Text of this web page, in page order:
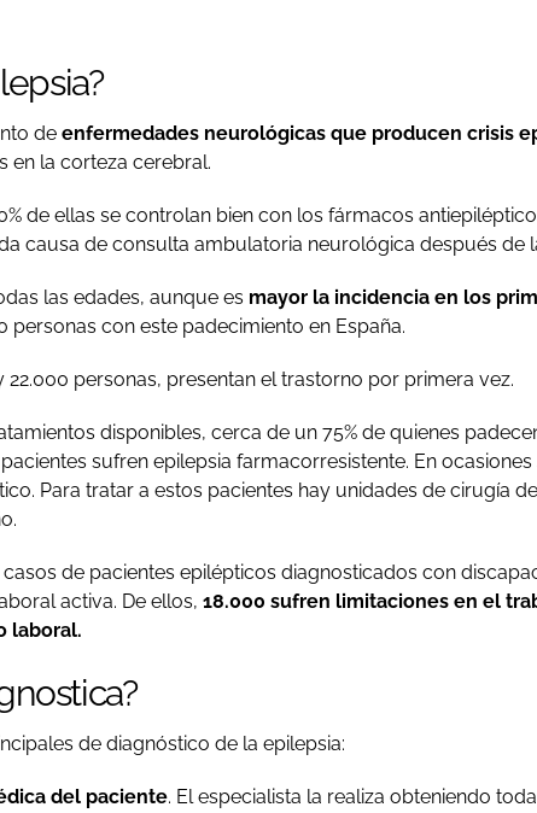
deenfermedades neurológicas que producen crisis
en la corteza cerebral.
de ellas se controlan bien con los fármacos
causa de consulta ambulatoria neurológica después de
las edades, aunque es mayor la incidencia en los
personas con este padecimiento en España.
22.000 personas, presentan el trastorno por primera vez.
disponibles, cerca de un 75% de quienes
sufren epilepsia farmacorresistente. En
Para tratar a estos pacientes hay unidades de cirugía
de pacientes epilépticos diagnosticados con
activa. De ellos, 18.000 sufren limitaciones en el
laboral.
de diagnóstico de la epilepsia:
del paciente. El especialista la realiza obteniendo